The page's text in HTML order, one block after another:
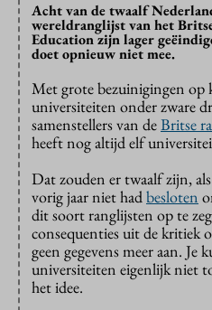
Acht van de twaalf
wereldranglijst van het
Education zijn lager
doet opnieuw niet mee.
Met grote bezuinigingen op
universiteiten onder zware
samenstellers van deBritse
heeft nog altijd elf
Dat zouden er twaalf zijn,
vorig jaar niet hadbesloten
dit soort ranglijsten op te
consequenties uit de kritiek
geen gegevens meer aan. Je
universiteiten eigenlijk niet
het idee.